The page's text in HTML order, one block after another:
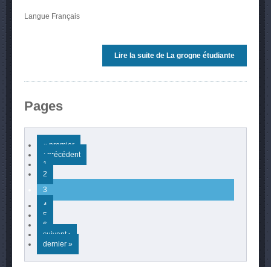
Langue Français
Lire la suite de La grogne étudiante
Pages
« premier
‹ précédent
1
2
3
4
5
6
suivant ›
dernier »